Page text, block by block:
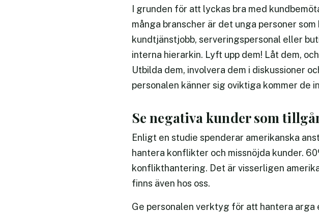
I grunden för att lyckas bra med
många branscher är det unga personer
kundtjänstjobb, serveringspersonal eller
interna hierarkin. Lyft upp dem! Låt dem,
Utbilda dem, involvera dem i diskussioner
personalen känner sig oviktiga kommer de
Se negativa kunder som
Enligt en studie spenderar amerikanska
hantera konflikter och missnöjda kunder.
konflikthantering. Det är visserligen
finns även hos oss.
Ge personalen verktyg för att hantera